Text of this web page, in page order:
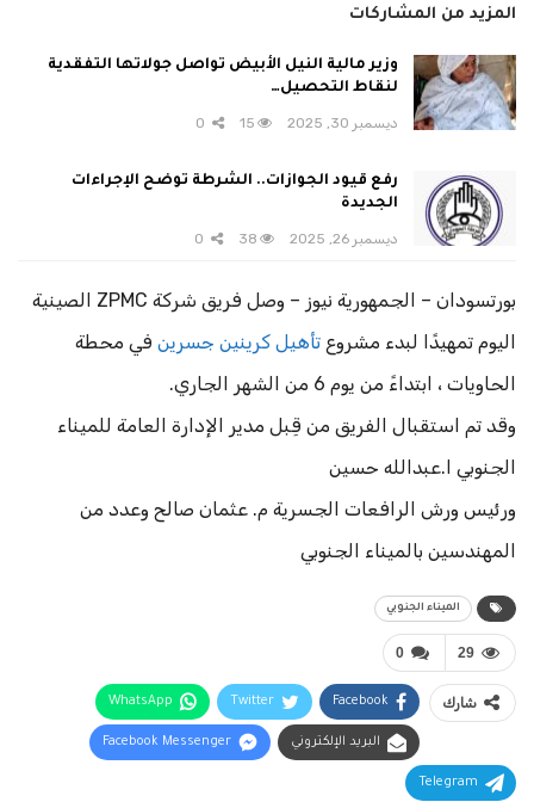
المزيد من المشاركات
وزير مالية النيل الأبيض تواصل جولاتها التفقدية
لنقاط التحصيل…
ديسمبر 30, 2025 15
رفع قيود الجوازات.. الشرطة توضح الإجراءات
الجديدة
ديسمبر 26, 2025 38
بورتسودان – الجمهورية نيوز – وصل فريق شركة ZPMC الصينية
اليوم تمهيدًا لبدء مشروع تأهيل كرينين جسرين في محطة
الحاويات ، ابتداءً من يوم 6 من الشهر الجاري.
وقد تم استقبال الفريق من قِبل مدير الإدارة العامة للميناء
الجنوبي ا.عبدالله حسين
ورئيس ورش الرافعات الجسرية م. عثمان صالح وعدد من
المهندسين بالميناء الجنوبي
الميناء الجنوبي
0 29
شارك Facebook
Twitter
WhatsApp
البريد الإلكتروني Facebook Messenger
Telegram